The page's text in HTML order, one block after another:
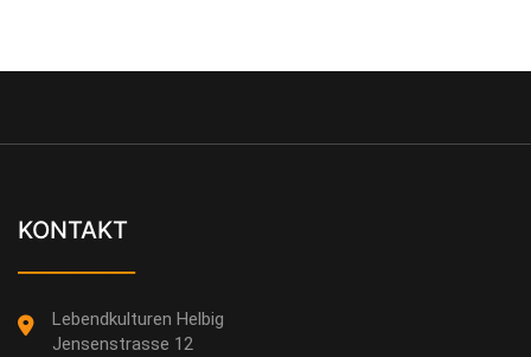
KONTAKT
Lebendkulturen Helbig
Jensenstrasse 12